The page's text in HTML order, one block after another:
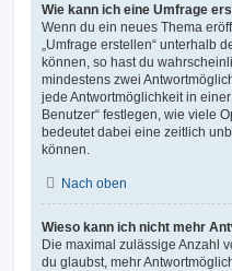
Wie kann ich eine Umfrage
Wenn du ein neues Thema
„Umfrage erstellen“ unterhalb
können, so hast du
mindestens zwei
jede Antwortmöglichkeit in
Benutzer“ festlegen, wie viele
bedeutet dabei eine zeitlich
können.
Nach oben
Wieso kann ich nicht mehr
Die maximal zulässige Anzahl
du glaubst, mehr